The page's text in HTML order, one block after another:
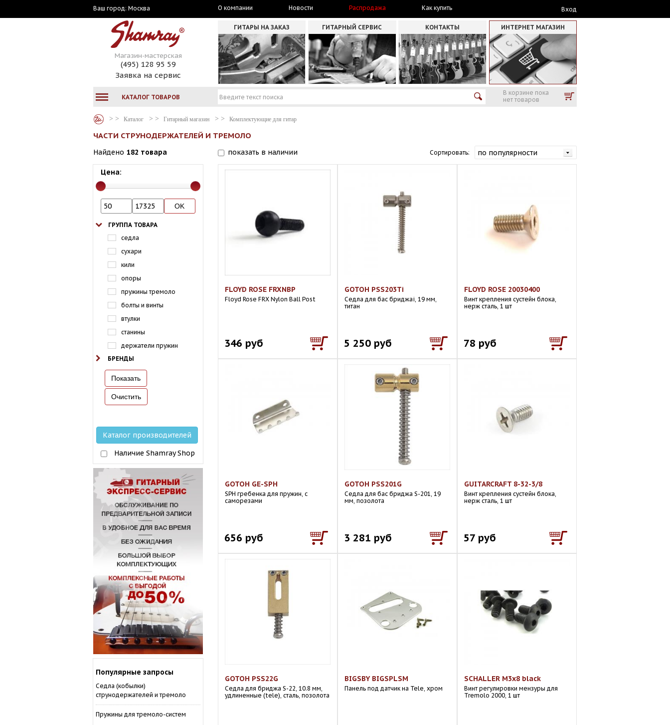
Ваш город: Москва О компании Новости Распродажа Как купить Вход
Магазин-мастерская
(495) 128 95 59
Заявка на сервис
ГИТАРЫ НА ЗАКАЗ ГИТАРНЫЙ СЕРВИС КОНТАКТЫ ИНТЕРНЕТ МАГАЗИН
КАТАЛОГ ТОВАРОВ
В корзине пока
нет товаров
Каталог Гитарный магазин Комплектующие для гитар
ЧАСТИ СТРУНОДЕРЖАТЕЛЕЙ И ТРЕМОЛО
Найдено 182 товара показать в наличии Сортировать:
Цена:
ГРУППА ТОВАРА
седла
сухари
кили
опоры
пружины тремоло
болты и винты
втулки
станины
держатели пружин
БРЕНДЫ
Каталог производителей
Наличие Shamray Shop
Популярные запросы
Седла (кобылки)
струнодержателей и тремоло
Пружины для тремоло-систем
FLOYD ROSE FRXNBP
Floyd Rose FRX Nylon Ball Post
346 руб
GOTOH PSS203Ti
Седла для бас бриджаi, 19 мм,
титан
5 250 руб
FLOYD ROSE 20030400
Винт крепления сустейн блока,
нерж сталь, 1 шт
78 руб
GOTOH GE-SPH
SPH гребенка для пружин, с
саморезами
656 руб
GOTOH PSS201G
Седла для бас бриджа S-201, 19
мм, позолота
3 281 руб
GUITARCRAFT 8-32-3/8
Винт крепления сустейн блока,
нерж сталь, 1 шт
57 руб
GOTOH PSS22G
Седла для бриджа S-22, 10.8 мм,
удлиненные (tele), сталь, позолота
BIGSBY BIGSPLSM
Панель под датчик на Tele, хром
SCHALLER M3x8 black
Винт регулировки мензуры для
Tremolo 2000, 1 шт